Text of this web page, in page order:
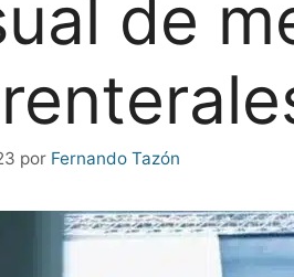
de
por Fernando Tazón